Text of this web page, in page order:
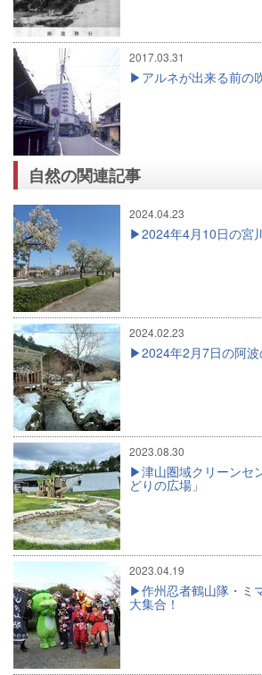
2017.03.31
アルネが出来る前の
自然の関連記事
2024.04.23
2024年4月10日の宮
2024.02.23
2024年2月7日の阿
2023.08.30
津山圏域クリーンセ
どりの広場」
2023.04.19
作州忍者鶴山隊・ミ
大集合！